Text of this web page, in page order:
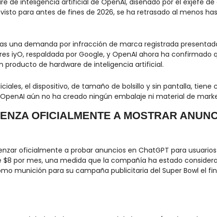
para antes de fines de 2026, se ha retrasado al menos
una demanda por infracción de marca registrada
iyO, respaldada por Google, y OpenAI ahora ha confirmado
producto de hardware de inteligencia artificial.
el dispositivo, de tamaño de bolsillo y sin pantalla,
aún no ha creado ningún embalaje ni material de
OFICIALMENTE A MOSTRAR
oficialmente a probar anuncios en ChatGPT para usuarios
$8 por mes, una medida que la compañía ha estado
munición para su campaña publicitaria del Super Bowl el